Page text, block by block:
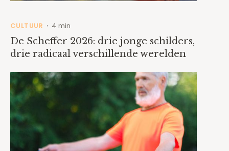
CULTUUR • 4 min
De Scheffer 2026: drie jonge schilders,
drie radicaal verschillende werelden